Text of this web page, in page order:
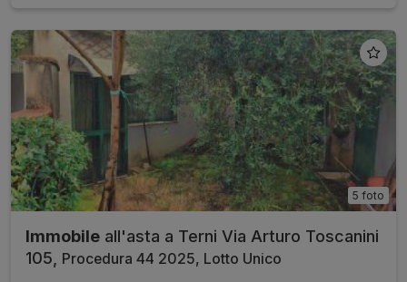
5 foto
Immobile all'asta a Terni Via Arturo Toscanini
105,
Procedura 44 2025, Lotto Unico